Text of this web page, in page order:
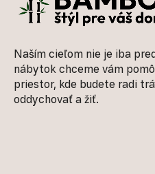
Naším cieľom nie je iba
nábytok chceme vám
priestor, kde budete radi
oddychovať a žiť.